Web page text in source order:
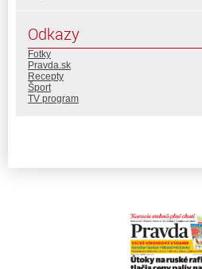
Odkazy
Fotky
Pravda.sk
Recepty
Šport
TV program